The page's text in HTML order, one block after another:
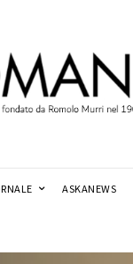
ASKANEWS